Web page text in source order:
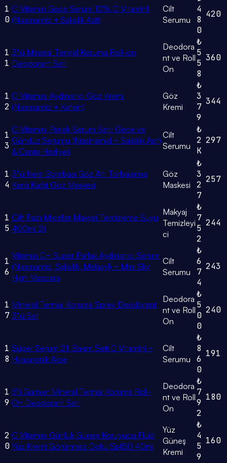
1
0
C Vitamin Gece Serum 10% C Vitaminli
(Niasinamid + Salisilik Asit)
Cilt
Serumu
4
8
0
420
1
1
3'lü Mineral Termal Koruma Roll-on
Deodorant Seti
Deodora
nt ve Roll
On
₺
5
5
8
360
1
2
C Vitamini Aydınlatıcı Göz Kremi
(Niasinamid + Kafein)
Göz
Kremi
₺
3
7
9
344
1
3
C Vitamini Parlak Serum Seti: Gece ve
Gündüz Serumu (Niasinamid + Salisilik Asit)
& Çanta Hediyeli
Cilt
Serumu
₺
2
K
297
1
4
3'lü Nem Bombası Göz Altı Torbalarına
Karşı Kağıt Göz Maskesi
Göz
Maskesi
₺
3
2
7
257
1
5
Çift Fazlı Micellar Makyaj Temizleme Suyu
400ml 2li
Makyaj
Temizleyi
ci
₺
7
5
2
244
1
6
Vitamin C+ Süper Parlak Aydınlatıcı Serum
(Niasinamid, Salisilik, Melasyl) + Mini Sky
High Mascara
Cilt
Serumu
₺
6
7
4
243
1
7
Mineral Termal Koruma Sprey Deodorant
3'lü Set
Deodora
nt ve Roll
On
₺
5
0
0
240
1
8
Süper Serum 2'li Bakım Seti C Vitamini +
Hyaluronik Aloe
Cilt
Serumu
₺
8
6
0
191
1
9
5'li Garnier Mineral Termal Koruma Roll-
On Deodorant Seti
Deodora
nt ve Roll
On
₺
7
9
2
180
2
0
C Vitamini Günlük Güneş Koruyucu Fluid
Yüz Kremi Görünmez Doku Spf50 40ml
Yüz
Güneş
Kremi
₺
4
5
9
160